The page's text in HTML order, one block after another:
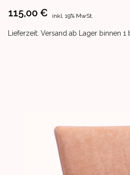
Product information
115,00 € inkl. 19% MwSt.
Product delivery information
Lieferzeit: Versand ab Lager binnen 1